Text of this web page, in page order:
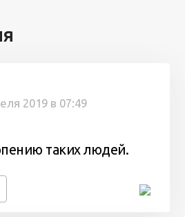
2019 в 07:49
таких людей.